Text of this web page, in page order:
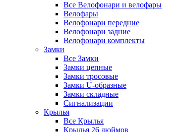
Все Велофонари и велофары
Велофары
Велофонари передние
Велофонари задние
Велофонари комплекты
Замки
Все Замки
Замки цепные
Замки тросовые
Замки U-образные
Замки складные
Сигнализации
Крылья
Все Крылья
Крылья 26 дюймов